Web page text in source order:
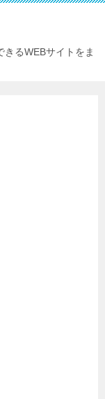
るWEBサイトをま